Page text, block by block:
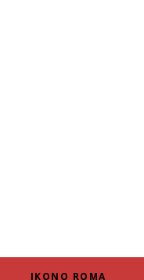
IKONO ROMA